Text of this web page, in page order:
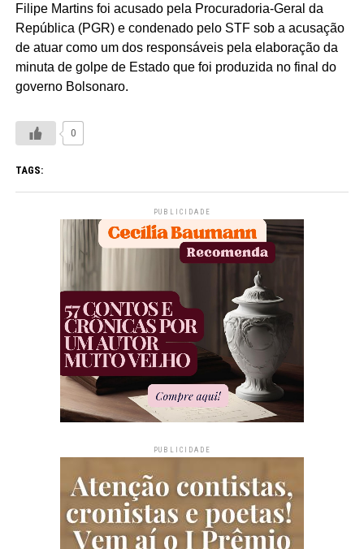
Filipe Martins foi acusado pela Procuradoria-Geral da
República (PGR) e condenado pelo STF sob a acusação
de atuar como um dos responsáveis pela elaboração da
minuta de golpe de Estado que foi produzida no final do
governo Bolsonaro.
0
TAGS:
PUBLICIDADE
PUBLICIDADE